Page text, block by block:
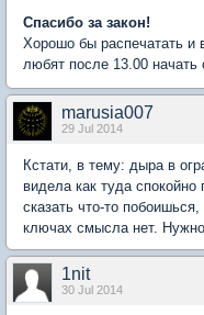
Спасибо за закон!
Хорошо бы распечатать и
любят после 13.00 начать
marusia007
29 Jul 2014
Кстати, в тему: дыра в
видела как туда
сказать что-то
ключах смысла нет.
1nit
30 Jul 2014